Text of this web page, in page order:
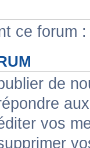
ce forum
de
vos